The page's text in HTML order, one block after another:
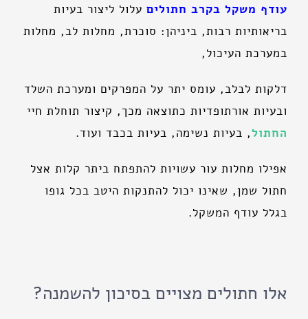
עודף משקל בקרב חתולים עלול ליצור בעיות
בריאותיות רבות, ביניהן: סוכרת, מחלות לב, מחלות
במערכת העיכול,
דלקות לבלב, עומס יתר על המפרקים ומערכת השלד
ובעיות אורתופדיות כתוצאה מכך, קיצור תוחלת חיי
החתול, בעיות נשימה, בעיות בכבד ועוד.
אפילו מחלות עור עשויות להתפתח ביתר קלות אצל
חתול שמן, שאינו יכול להתנקות היטב בכל גופו
בגלל עודף המשקל.
אלו חתולים מצויים בסיכון להשמנה?